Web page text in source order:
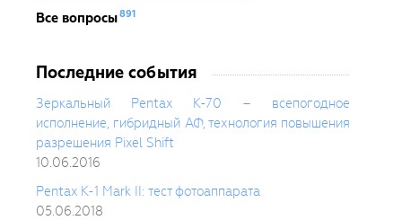
Все вопросы891
Последние события
Зеркальный Pentax K-70 – всепогодное
исполнение, гибридный АФ, технология повышения
разрешения Pixel Shift
10.06.2016
Pentax K-1 Mark II: тест фотоаппарата
05.06.2018